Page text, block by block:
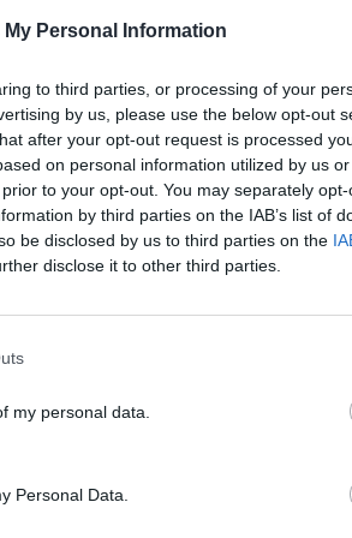
My Personal Information
to third parties, or processing of your
by us, please use the below opt-out
after your opt-out request is processed
on personal information utilized by us
to your opt-out. You may separately
by third parties on the IAB’s list of
be disclosed by us to third parties on the
disclose it to other third parties.
my personal data.
Personal Data.
durante la quale sono state
prima graduatoria.
di difficoltà economica è una
dell’elenco definitivo e la chiusura
su questo sostegno per far
non hanno mai fatto domanda
per la partecipazione a futuri
Gandolfo.